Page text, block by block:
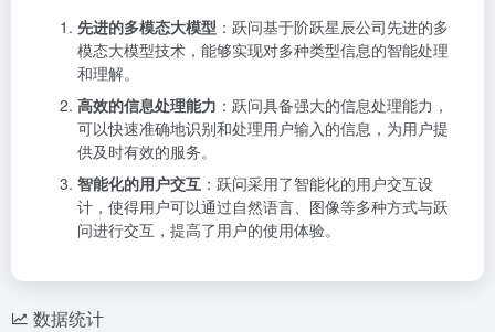
先进的多模态大模型 ：跃问基于阶跃星辰公司先进的多
模态大模型技术，能够实现对多种类型信息的智能处理
和理解。
高效的信息处理能力 ：跃问具备强大的信息处理能力，
可以快速准确地识别和处理用户输入的信息，为用户提
供及时有效的服务。
智能化的用户交互 ：跃问采用了智能化的用户交互设
计，使得用户可以通过自然语言、图像等多种方式与跃
问进行交互，提高了用户的使用体验。
数据统计